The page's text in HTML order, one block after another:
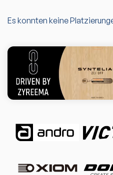
Es konnten keine